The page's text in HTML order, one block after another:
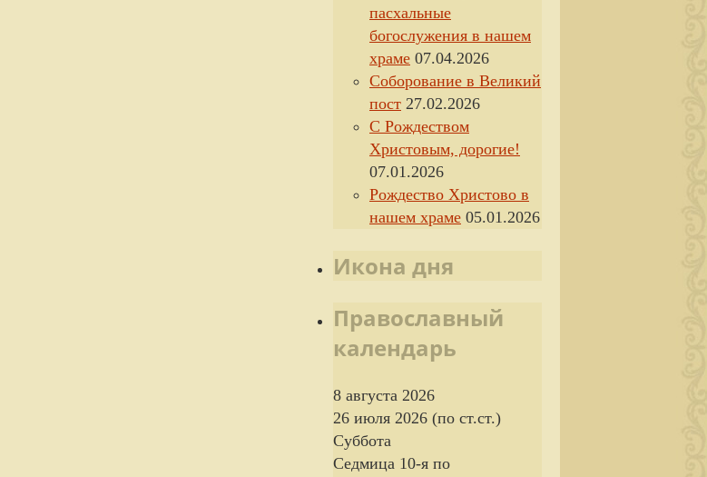
пасхальные
богослужения в нашем
храме 07.04.2026
Соборование в Великий
пост 27.02.2026
С Рождеством
Христовым, дорогие!
07.01.2026
Рождество Христово в
нашем храме 05.01.2026
Икона дня
Православный
календарь
8 августа 2026
26 июля 2026 (по ст.ст.)
Суббота
Седмица 10-я по